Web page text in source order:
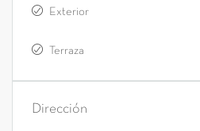
Exterior
Terraza
Dirección